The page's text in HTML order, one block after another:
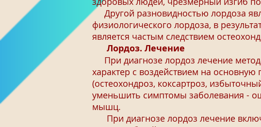
Другой разновидностью лордоза
физиологического лордоза, в
является частым следствием
Лордоз. Лечение
При диагнозе лордоз лечение
характер с воздействием на
(остеохондроз, коксартроз,
уменьшить симптомы заболевания -
мышц.
При диагнозе лордоз лечение